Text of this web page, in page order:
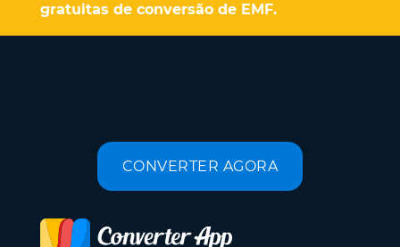
gratuitas de conversão de EMF.
CONVERTER AGORA